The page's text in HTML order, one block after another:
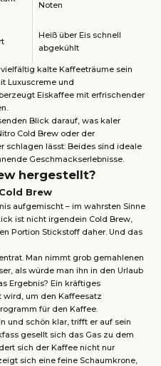
Noten
Heiß über Eis schnell
abgekühlt
kalte Kaffeeträume sein
Luxuscreme und
Eiskaffee mit erfrischender
Blick darauf, was kaler
Cold Brew oder der
schlagen lässt: Beides sind ideale
Geschmackserlebnisse.
hergestellt?
Brew
aufgemischt – im wahrsten Sinne
ist nicht irgendein Cold Brew,
Portion Stickstoff daher. Und das
Man nimmt grob gemahlenen
als würde man ihn in den Urlaub
Ergebnis? Ein kräftiges
um den Kaffeesatz
für den Kaffee.
und schön klar, trifft er auf sein
gesellt sich das Gas zu dem
sich der Kaffee nicht nur
sich eine feine Schaumkrone,